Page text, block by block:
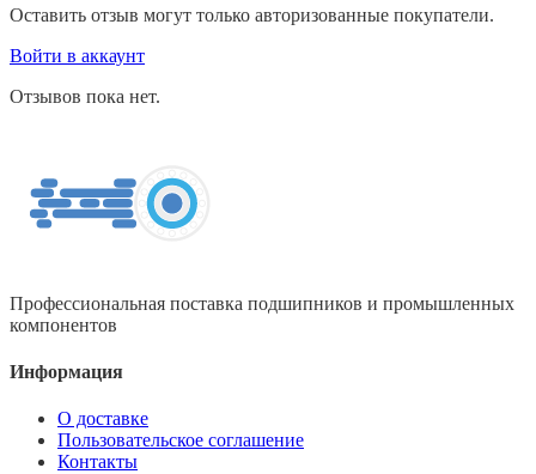
Оставить отзыв могут только авторизованные покупатели.
Войти в аккаунт
Отзывов пока нет.
Профессиональная поставка подшипников и промышленных
компонентов
Информация
О доставке
Пользовательское соглашение
Контакты